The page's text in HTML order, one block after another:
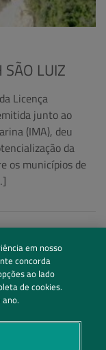
SÃO LUIZ
Licença
junto ao
(IMA), deu
da
os municípios de
em nosso
concorda
ao lado
de cookies.